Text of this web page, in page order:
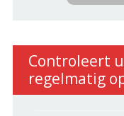
Controleert
regelmatig